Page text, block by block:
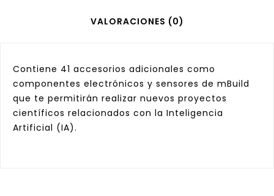
VALORACIONES (0)
Contiene 41 accesorios adicionales como
componentes electrónicos y sensores de mBuild
que te permitirán realizar nuevos proyectos
científicos relacionados con la Inteligencia
Artificial (IA).